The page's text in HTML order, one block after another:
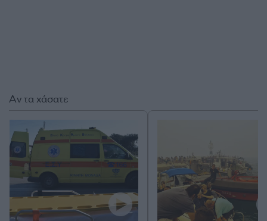
Αν τα χάσατε